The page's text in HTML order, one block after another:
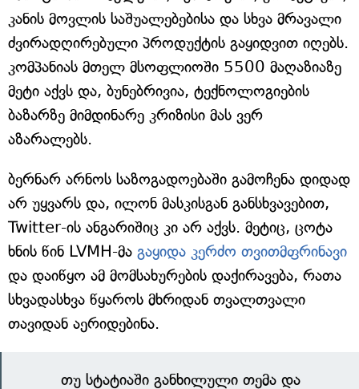
კანის მოვლის საშუალებებისა და სხვა მრავალი
ძვირადღირებული პროდუქტის გაყიდვით იღებს.
კომპანიას მთელ მსოფლიოში 5500 მაღაზიაზე
მეტი აქვს და, ბუნებრივია, ტექნოლოგიების
ბაზარზე მიმდინარე კრიზისი მას ვერ
აზარალებს.
ბერნარ არნოს საზოგადოებაში გამოჩენა დიდად
არ უყვარს და, ილონ მასკისგან განსხვავებით,
Twitter-ის ანგარიშიც კი არ აქვს. მეტიც, ცოტა
ხნის წინ LVMH-მა გაყიდა კერძო თვითმფრინავი
და დაიწყო ამ მომსახურების დაქირავება, რათა
სხვადასხვა წყაროს მხრიდან თვალთვალი
თავიდან აერიდებინა.
თუ სტატიაში განხილული თემა და